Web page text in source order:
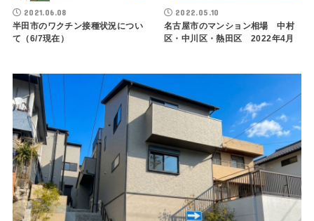
2021.06.08
半田市のワクチン接種状況につい
て（6/7現在）
2022.05.10
名古屋市のマンション相場 中村
区・中川区・熱田区 2022年4月